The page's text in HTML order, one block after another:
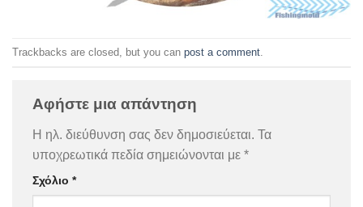
Trackbacks are closed, but you can post a comment
Αφήστε μια απάντηση
Η ηλ. διεύθυνση σας δεν δημοσιεύεται. Τα
υποχρεωτικά πεδία σημειώνονται με *
Σχόλιο *